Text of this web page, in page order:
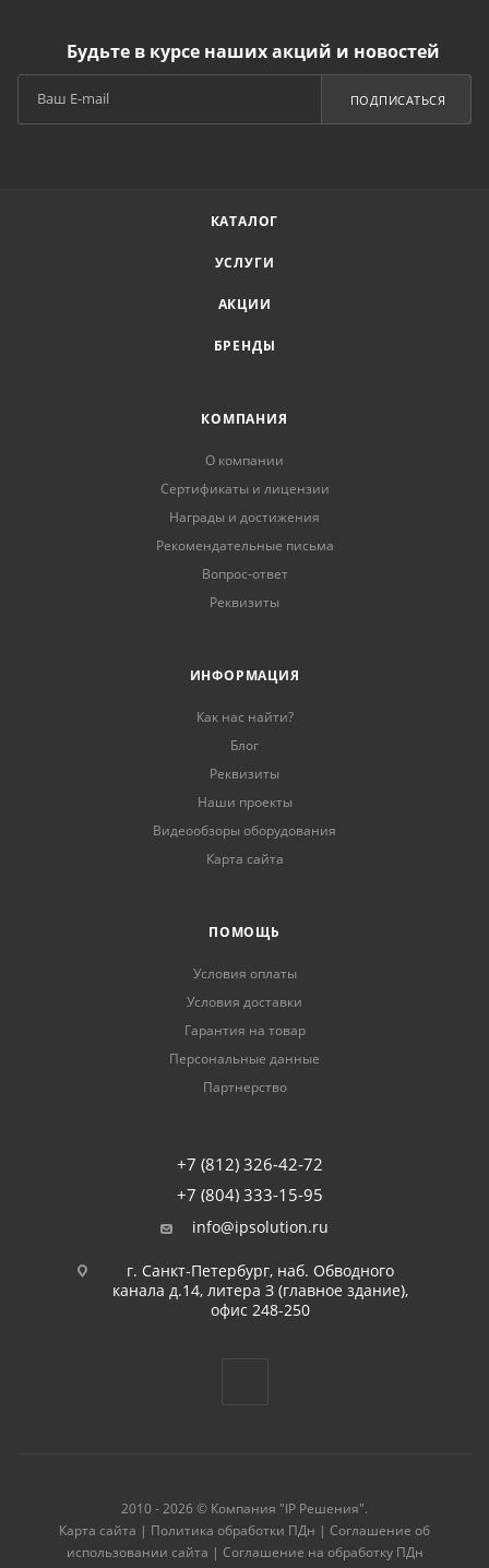
Будьте в курсе наших акций и новостей
ПОДПИСАТЬСЯ
КАТАЛОГ
УСЛУГИ
АКЦИИ
БРЕНДЫ
КОМПАНИЯ
О компании
Сертификаты и лицензии
Награды и достижения
Рекомендательные письма
Вопрос-ответ
Реквизиты
ИНФОРМАЦИЯ
Как нас найти?
Блог
Реквизиты
Наши проекты
Видеообзоры оборудования
Карта сайта
ПОМОЩЬ
Условия оплаты
Условия доставки
Гарантия на товар
Персональные данные
Партнерство
+7 (812) 326-42-72
+7 (804) 333-15-95
info@ipsolution.ru
г. Санкт-Петербург, наб. Обводного
канала д.14, литера З (главное здание),
офис 248-250
2010 - 2026 © Компания "IP Решения".
Карта сайта | Политика обработки ПДн | Соглашение об
использовании сайта | Соглашение на обработку ПДн